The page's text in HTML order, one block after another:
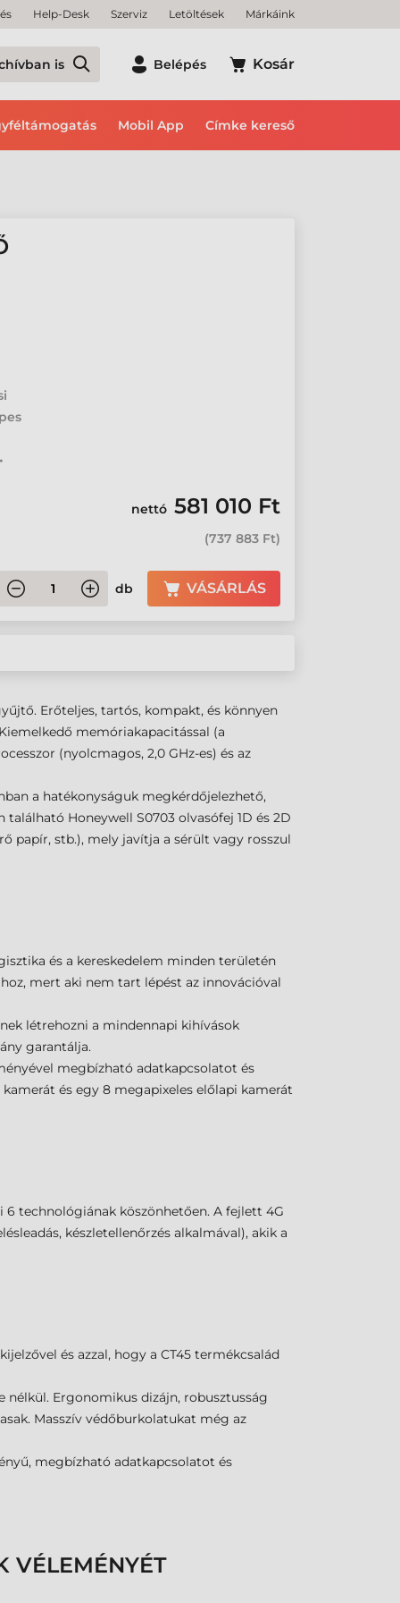
Help-Desk Szerviz Letöltések Márkáink
is Belépés Kosár
Mobil App Címke kereső
nettó 581 010 Ft
(737 883 Ft)
db VÁSÁRLÁS
Erőteljes, tartós, kompakt, és könnyen
memóriakapacitással (a
(nyolcmagos, 2,0 GHz-es) és az
a hatékonyságuk megkérdőjelezhető,
Honeywell S0703 olvasófej 1D és 2D
papír, stb.), mely javítja a sérült vagy rosszul
és a kereskedelem minden területén
mert aki nem tart lépést az innovációval
létrehozni a mindennapi kihívások
garantálja.
megbízható adatkapcsolatot és
és egy 8 megapixeles előlapi kamerát
technológiának köszönhetően. A fejlett 4G
készletellenőrzés alkalmával), akik a
és azzal, hogy a CT45 termékcsalád
nélkül. Ergonomikus dizájn, robusztusság
Masszív védőburkolatukat még az
megbízható adatkapcsolatot és
VÉLEMÉNYÉT